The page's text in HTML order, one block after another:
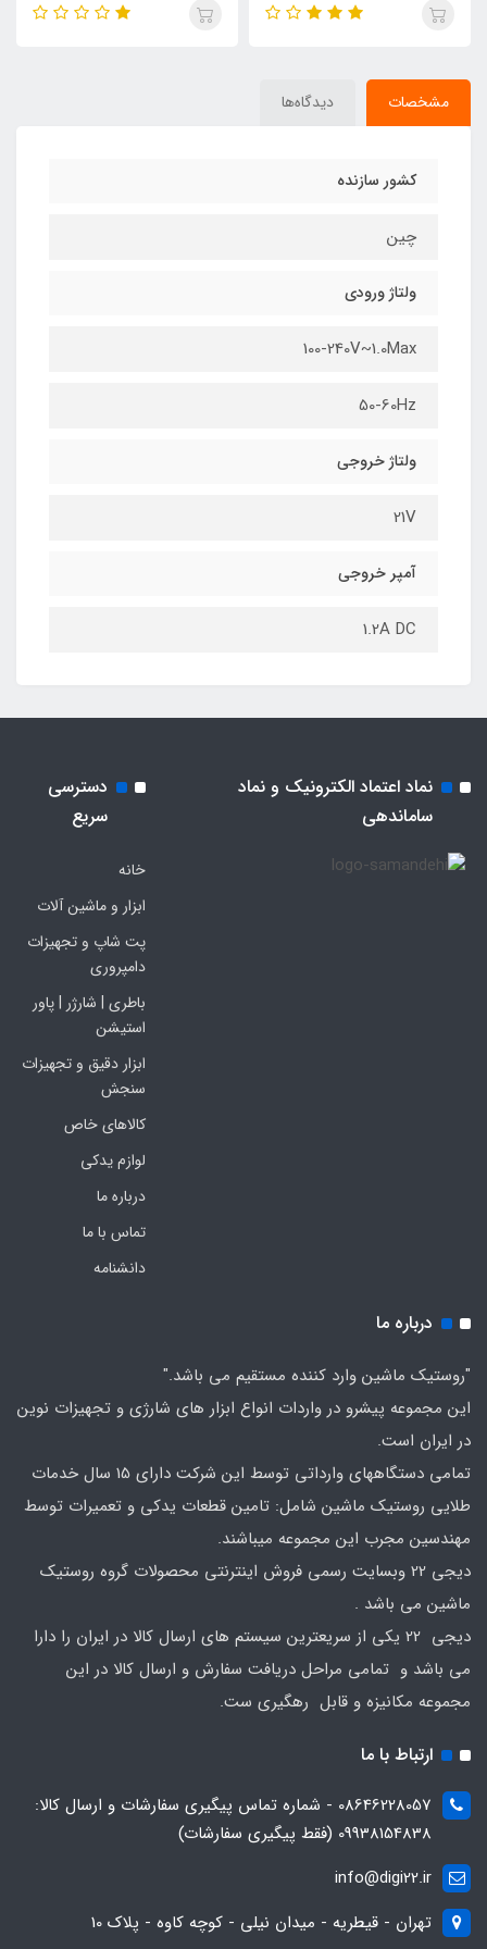
مشخصات دیدگاه‌ها
کشور سازنده
چین
ولتاژ ورودی
100-240V~1.0Max
50-60Hz
ولتاژ خروجی
21V
آمپر خروجی
1.2A DC
نماد اعتماد الکترونیک و نماد
ساماندهی
دسترسی
سریع
خانه
ابزار و ماشین آلات
پت شاپ و تجهیزات
دامپروری
باطری | شارژر | پاور
استیشن
ابزار دقیق و تجهیزات
سنجش
کالاهای خاص
لوازم یدکی
درباره ما
تماس با ما
دانشنامه
درباره ما
"روستیک ماشین وارد کننده مستقیم می باشد."
این مجموعه پیشرو در واردات انواع ابزار های شارژی و تجهیزات نوین
در ایران است.
تمامی دستگاههای وارداتی توسط این شرکت دارای 15 سال خدمات
طلایی روستیک ماشین شامل: تامین قطعات یدکی و تعمیرات توسط
مهندسین مجرب این مجموعه میباشند.
دیجی 22 وبسایت رسمی فروش اینترنتی محصولات گروه روستیک
ماشین می باشد .
دیجی 22 یکی از سریعترین سیستم های ارسال کالا در ایران را دارا
می باشد و تمامی مراحل دریافت سفارش و ارسال کالا در این
مجموعه مکانیزه و قابل رهگیری ست.
ارتباط با ما
08646228057 - شماره تماس پیگیری سفارشات و ارسال کالا:
09938154838 (فقط پیگیری سفارشات)
info@digi22.ir
تهران - قیطریه - میدان نیلی - کوچه کاوه - پلاک 10